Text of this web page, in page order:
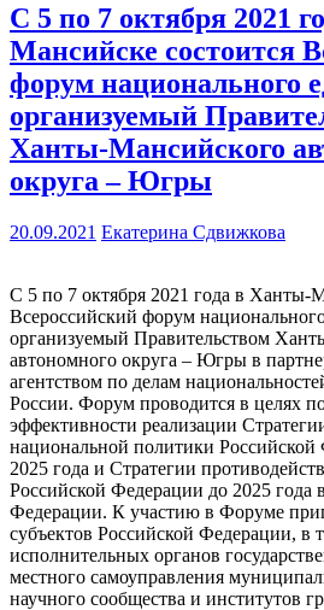
С 5 по 7 октября 2021
Мансийске состоится
форум национального
организуемый
Ханты-Мансийского
округа – Югры
20.09.2021 Екатерина Сдвижкова
С 5 по 7 октября 2021 года в Ханты-
Всероссийский форум
организуемый Правительством
автономного округа – Югры в
агентством по делам
России. Форум проводится в целях
эффективности реализации
национальной политики
2025 года и Стратегии
Российской Федерации до 2025 года
Федерации. К участию в Форуме
субъектов Российской Федерации, в
исполнительных органов
местного самоуправления
научного сообщества и институтов